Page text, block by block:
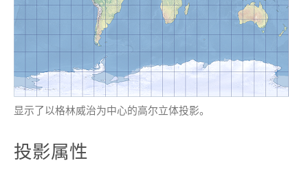
显示了以格林威治为中心的高尔立体投影。
投影属性